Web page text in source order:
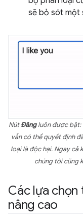
sẽ bỏ sót một
NútĐăngluôn được bật:
vẫn có thể quyết định
loại là độc hại. Ngay cả
chúng tôi cũng
Các lựa chọn
nâng cao